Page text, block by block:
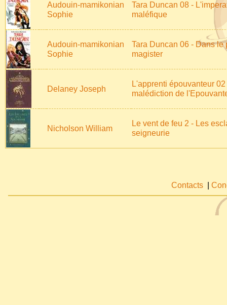
Audouin-mamikonian
Sophie
Tara Duncan 08 -
maléfique
Audouin-mamikonian
Sophie
Tara Duncan 06 - Dans le
magister
Delaney Joseph
L'apprenti épouvanteur 02
malédiction de
Nicholson William
Le vent de feu 2 - Les
seigneurie
Contacts |